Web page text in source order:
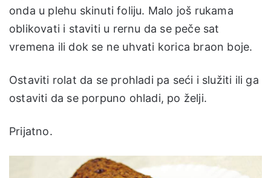
onda u plehu skinuti foliju. Malo još rukama
oblikovati i staviti u rernu da se peče sat
vremena ili dok se ne uhvati korica braon boje.
Ostaviti rolat da se prohladi pa seći i služiti ili ga
ostaviti da se porpuno ohladi, po želji.
Prijatno.